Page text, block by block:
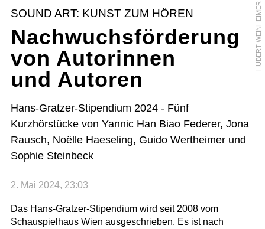
HUBERT WEINHEIMER
SOUND ART: KUNST ZUM HÖREN
Nachwuchsförderung
von Autorinnen
und Autoren
Hans-Gratzer-Stipendium 2024 - Fünf
Kurzhörstücke von Yannic Han Biao Federer, Jona
Rausch, Noëlle Haeseling, Guido Wertheimer und
Sophie Steinbeck
2. Mai 2024, 23:03
Das Hans-Gratzer-Stipendium wird seit 2008 vom
Schauspielhaus Wien ausgeschrieben. Es ist nach